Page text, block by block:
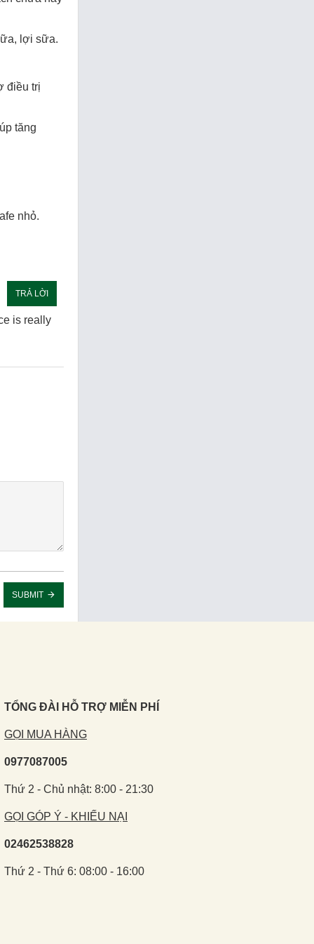
lợi sữa.
điều trị
tăng
nhỏ.
TRẢ LỜI
is really
SUBMIT
TỔNG ĐÀI HỖ TRỢ MIỄN PHÍ
GỌI MUA HÀNG
0977087005
Thứ 2 - Chủ nhật: 8:00 - 21:30
GỌI GÓP Ý - KHIẾU NẠI
02462538828
Thứ 2 - Thứ 6: 08:00 - 16:00